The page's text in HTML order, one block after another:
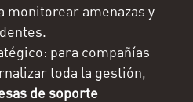
monitorear amenazas y
para compañías
toda la gestión,
de soporte